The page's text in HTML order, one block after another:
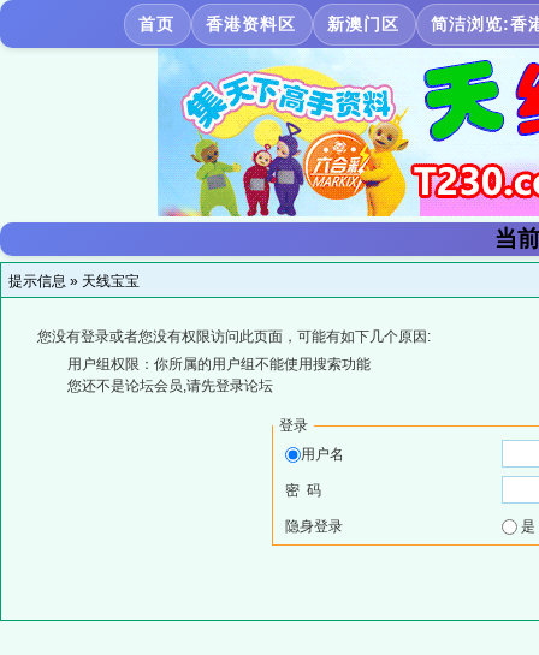
首页 香港资料区 新澳门区 简洁浏览:香
当
提示信息 » 天线宝宝
您没有登录或者您没有权限访问此页面，可能有如下几个原因:
用户组权限：你所属的用户组不能使用搜索功能
您还不是论坛会员,请先登录论坛
登录
用户名
密 码
隐身登录